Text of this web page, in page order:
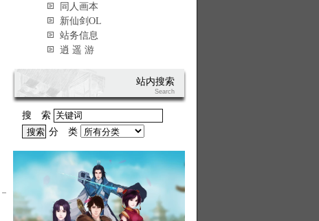
同人画本
新仙剑OL
站务信息
逍 遥 游
站内搜索
Search
搜 索
分 类